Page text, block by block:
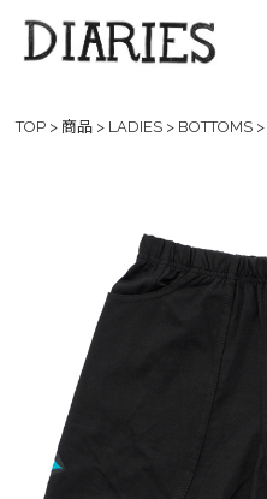
TOP > 商品 > LADIES > BOTTOMS >